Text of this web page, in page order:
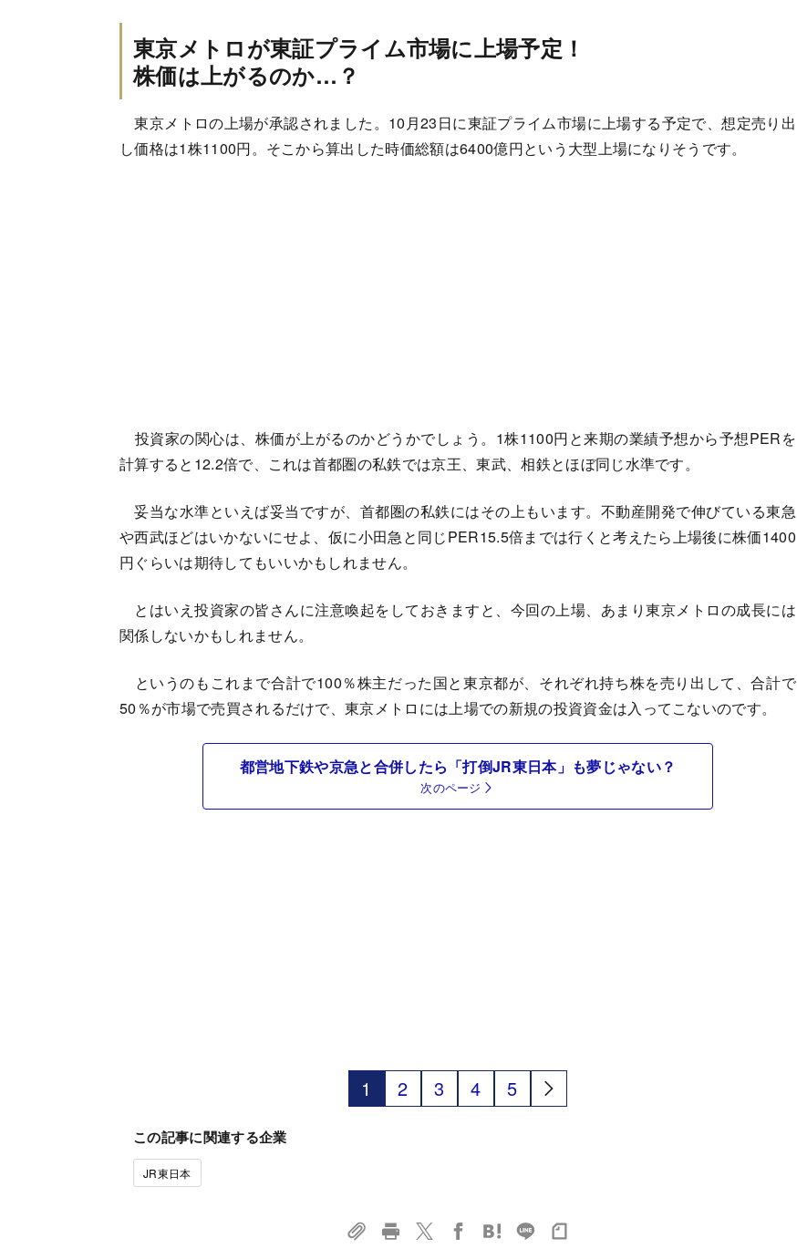
東京メトロが東証プライム市場に上場予定！
株価は上がるのか…？
東京メトロの上場が承認されました。10月23日に東証プライム市場に上場する予定で、想定売り出
し価格は1株1100円。そこから算出した時価総額は6400億円という大型上場になりそうです。
投資家の関心は、株価が上がるのかどうかでしょう。1株1100円と来期の業績予想から予想PERを
計算すると12.2倍で、これは首都圏の私鉄では京王、東武、相鉄とほぼ同じ水準です。
妥当な水準といえば妥当ですが、首都圏の私鉄にはその上もいます。不動産開発で伸びている東急
や西武ほどはいかないにせよ、仮に小田急と同じPER15.5倍までは行くと考えたら上場後に株価1400
円ぐらいは期待してもいいかもしれません。
とはいえ投資家の皆さんに注意喚起をしておきますと、今回の上場、あまり東京メトロの成長には
関係しないかもしれません。
というのもこれまで合計で100％株主だった国と東京都が、それぞれ持ち株を売り出して、合計で
50％が市場で売買されるだけで、東京メトロには上場での新規の投資資金は入ってこないのです。
都営地下鉄や京急と合併したら「打倒JR東日本」も夢じゃない？
次のページ
1 2 3 4 5
この記事に関連する企業
JR東日本